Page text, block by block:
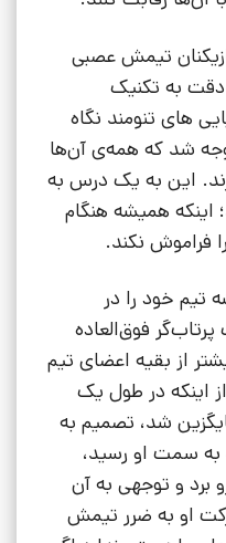
تیمش عصبی
دقت به تکنیک
های تنومند نگاه
شد که همه‌ی آن‌ها
این به یک درس به
اینکه همیشه هنگام
فراموش نکند.
خود را در
پرتاب‌گر فوق‌العاده
از بقیه اعضای تیم
اینکه در طول یک
شد، تصمیم به
به سمت او رسید،
و توجهی به آن
او به ضرر تیمش